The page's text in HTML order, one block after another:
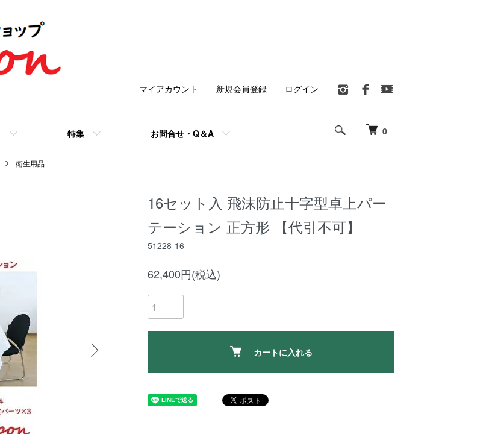
0
特集 お問合せ・Q＆A
マイアカウント 新規会員登録 ログイン
衛生用品
16セット入 飛沫防止十字型卓上パー
テーション 正方形 【代引不可】
51228-16
62,400円(税込)
カートに入れる